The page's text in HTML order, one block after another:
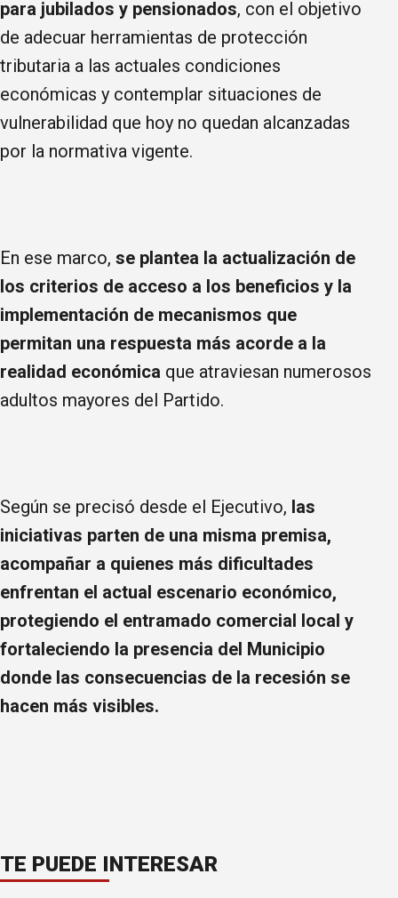
para jubilados y pensionados, con el objetivo
de adecuar herramientas de protección
tributaria a las actuales condiciones
económicas y contemplar situaciones de
vulnerabilidad que hoy no quedan alcanzadas
por la normativa vigente.
En ese marco, se plantea la actualización de
los criterios de acceso a los beneficios y la
implementación de mecanismos que
permitan una respuesta más acorde a la
realidad económica que atraviesan numerosos
adultos mayores del Partido.
Según se precisó desde el Ejecutivo, las
iniciativas parten de una misma premisa,
acompañar a quienes más dificultades
enfrentan el actual escenario económico,
protegiendo el entramado comercial local y
fortaleciendo la presencia del Municipio
donde las consecuencias de la recesión se
hacen más visibles.
TE PUEDE INTERESAR